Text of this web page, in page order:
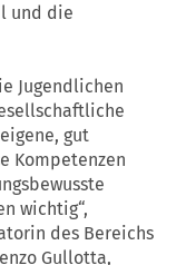
und die
Jugendlichen
gut
Kompetenzen
wichtig“,
des Bereichs
Gullotta,